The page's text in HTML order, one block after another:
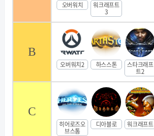
오버워치 워크래프트
3
B
오버워치2 하스스톤 스타크래프
트2
C
히어로즈오
브스톰
디아블로 워크래프트